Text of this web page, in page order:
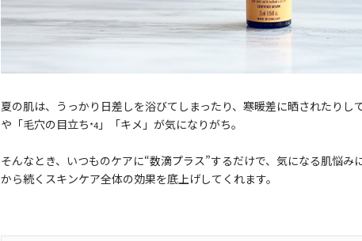
夏の肌は、うっかり日差しを浴びてしまったり、寒暖差に晒されたりし
や「毛穴の目立ち*4 」「キメ」が気になりがち。
そんなとき、いつものケアに“数滴プラス”するだけで、気になる肌悩み
から続くスキンケア全体の効果を底上げしてくれます。